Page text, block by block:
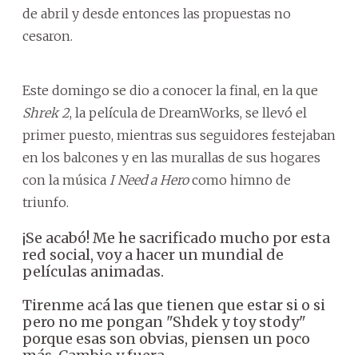
de abril y desde entonces las propuestas no
cesaron.
Este domingo se dio a conocer la final, en la que
Shrek 2, la película de DreamWorks, se llevó el
primer puesto, mientras sus seguidores festejaban
en los balcones y en las murallas de sus hogares
con la música I Need a Herocomo himno de
triunfo.
¡Se acabó! Me he sacrificado mucho por esta
red social, voy a hacer un mundial de
películas animadas.
Tirenme acá las que tienen que estar si o si
pero no me pongan "Shdek y toy stody"
porque esas son obvias, piensen un poco